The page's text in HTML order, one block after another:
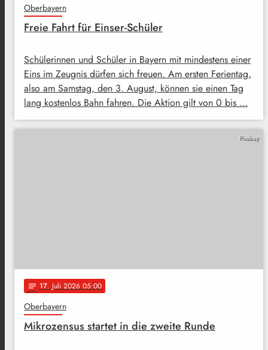
Oberbayern
Freie Fahrt für Einser-Schüler
Schülerinnen und Schüler in Bayern mit mindestens einer
Eins im Zeugnis dürfen sich freuen. Am ersten Ferientag,
also am Samstag, den 3. August, können sie einen Tag
lang kostenlos Bahn fahren. Die Aktion gilt von 0 bis …
Pixabay
notes 17. Juli 2026 05:00
Oberbayern
Mikrozensus startet in die zweite Runde